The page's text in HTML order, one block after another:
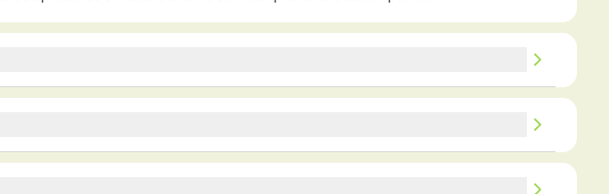
secundárias de 2MP e a câmera frontal de 8MP indicam um foco em
ultra-angulares de alta qualidade. A ausência de detalhes sobre a abertura